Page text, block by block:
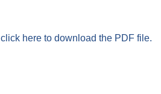
click here to download the PDF file.